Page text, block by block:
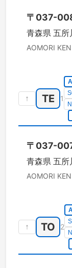
〒 037-
青森県 五所
AOMORI KEN
↑ TE 1
A
〒 037-
青森県 五所
AOMORI KEN
↑ TO 2